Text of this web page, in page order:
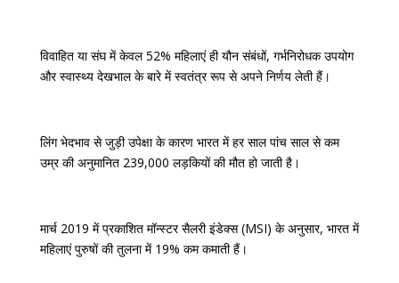
विवाहित या संघ में केवल 52% महिलाएं ही यौन संबंधों, गर्भनिरोधक उपयोग
और स्वास्थ्य देखभाल के बारे में स्वतंत्र रूप से अपने निर्णय लेती हैं।
लिंग भेदभाव से जुड़ी उपेक्षा के कारण भारत में हर साल पांच साल से कम
उम्र की अनुमानित 239,000 लड़कियों की मौत हो जाती है।
मार्च 2019 में प्रकाशित मॉन्स्टर सैलरी इंडेक्स (MSI) के अनुसार, भारत में
महिलाएं पुरुषों की तुलना में 19% कम कमाती हैं।